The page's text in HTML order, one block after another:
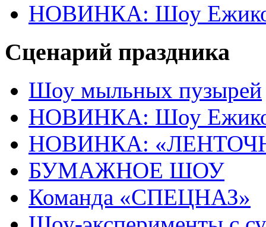
НОВИНКА: Шоу
Сценарий праздника
Шоу мыльных пузырей
НОВИНКА: Шоу
НОВИНКА:
БУМАЖНОЕ ШОУ
Команда «СПЕЦНАЗ»